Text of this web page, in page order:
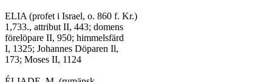
ELIA (profet i Israel, o. 860 f. Kr.)
1,733., attribut II, 443; domens
förelöpare II, 950; himmelsfärd
I, 1325; Johannes Döparen Il,
173; Moses II, 1124